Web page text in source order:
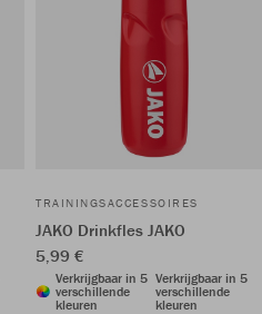
TRAININGSACCESSOIRES
JAKO Drinkfles JAKO
5,99 €
Verkrijgbaar in 5
verschillende
kleuren
Verkrijgbaar in 5
verschillende
kleuren